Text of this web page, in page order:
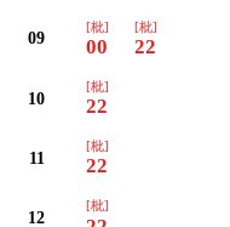
09
[枇]
00
[枇]
22
10
[枇]
22
11
[枇]
22
12
[枇]